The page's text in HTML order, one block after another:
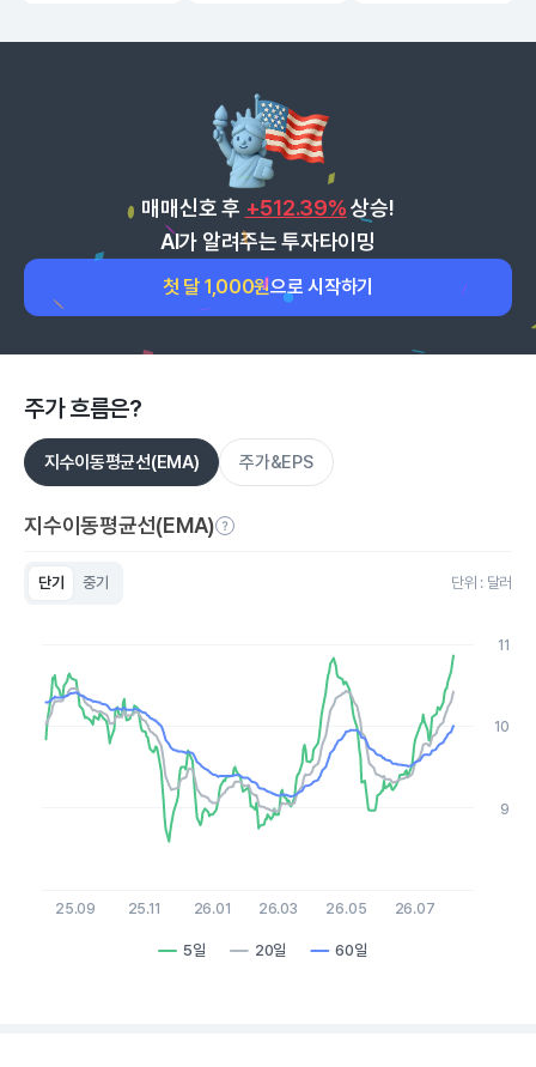
매매신호 후 +512.39% 상승!
AI가 알려주는 투자타이밍
첫 달 1,000원으로 시작하기
주가 흐름은?
지수이동평균선(EMA) 주가&EPS
지수이동평균선(EMA)
단기 중기 단위 : 달러
View as data table, Chart
The chart has 1 X axis displaying Time. Data ranges from
The chart has 1 Y axis displaying values. Data ranges from
5일 20일 60일
25.09 25.11 26.01 26.03 26.05 26.07
9
10
11